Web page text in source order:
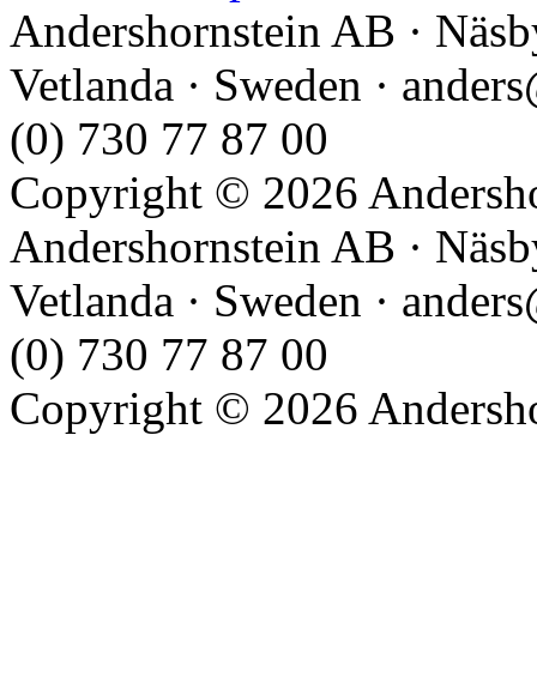
Andershornstein AB ·
Vetlanda · Sweden ·
(0) 730 77 87 00
Copyright © 2026
Andershornstein AB ·
Vetlanda · Sweden ·
(0) 730 77 87 00
Copyright © 2026